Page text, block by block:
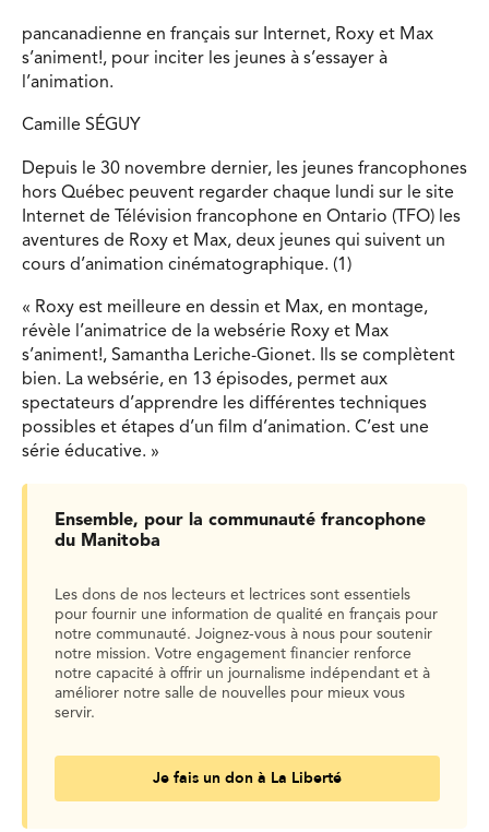
pancanadienne en français sur Internet, Roxy et Max
s’animent!, pour inciter les jeunes à s’essayer à
l’animation.
Camille SÉGUY
Depuis le 30 novembre dernier, les jeunes francophones
hors Québec peuvent regarder chaque lundi sur le site
Internet de Télévision francophone en Ontario (TFO) les
aventures de Roxy et Max, deux jeunes qui suivent un
cours d’animation cinématographique. (1)
« Roxy est meilleure en dessin et Max, en montage,
révèle l’animatrice de la websérie Roxy et Max
s’animent!, Samantha Leriche-Gionet. Ils se complètent
bien. La websérie, en 13 épisodes, permet aux
spectateurs d’apprendre les différentes techniques
possibles et étapes d’un film d’animation. C’est une
série éducative. »
Ensemble, pour la communauté francophone
du Manitoba
Les dons de nos lecteurs et lectrices sont essentiels
pour fournir une information de qualité en français pour
notre communauté. Joignez-vous à nous pour soutenir
notre mission. Votre engagement financier renforce
notre capacité à offrir un journalisme indépendant et à
améliorer notre salle de nouvelles pour mieux vous
servir.
Je fais un don à La Liberté